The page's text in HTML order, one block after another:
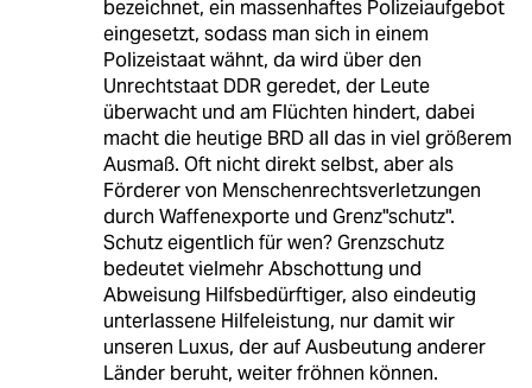
bezeichnet, ein massenhaftes Polizeiaufgebot
eingesetzt, sodass man sich in einem
Polizeistaat wähnt, da wird über den
Unrechtstaat DDR geredet, der Leute
überwacht und am Flüchten hindert, dabei
macht die heutige BRD all das in viel größerem
Ausmaß. Oft nicht direkt selbst, aber als
Förderer von Menschenrechtsverletzungen
durch Waffenexporte und Grenz"schutz".
Schutz eigentlich für wen? Grenzschutz
bedeutet vielmehr Abschottung und
Abweisung Hilfsbedürftiger, also eindeutig
unterlassene Hilfeleistung, nur damit wir
unseren Luxus, der auf Ausbeutung anderer
Länder beruht, weiter fröhnen können.